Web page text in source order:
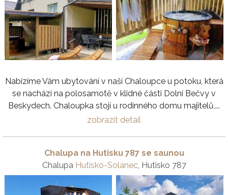
Nabízíme Vám ubytování v naší Chaloupce u potoku, která
se nachází na polosamotě v klidné části Dolní Bečvy v
Beskydech. Chaloupka stojí u rodinného domu majitelů,...
zobrazit detail
Chalupa na Hutisku 787 se saunou
Chalupa Hutisko-Solanec, Hutisko 787